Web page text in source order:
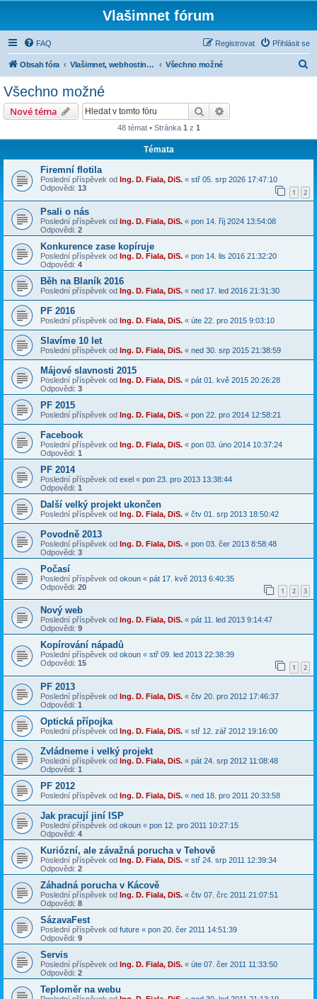
Vlašimnet fórum
FAQ Přihlásit se
Registrovat
Obsah fóra Vlašimnet, webhosting, IP televize, IP telefonie a ostatní Všechno možné
Všechno možné
Nové téma Hledat
48 témat • Stránka 1 z 1
Témata
Firemní flotila
Poslední příspěvek od Ing. D. Fiala, DiS. « stř 05. srp 2026 17:47:10
Odpovědi: 13 1 2
Psali o nás
Poslední příspěvek od Ing. D. Fiala, DiS. « pon 14. říj 2024 13:54:08
Odpovědi: 2
Konkurence zase kopíruje
Poslední příspěvek od Ing. D. Fiala, DiS. « pon 14. lis 2016 21:32:20
Odpovědi: 4
Běh na Blaník 2016
Poslední příspěvek od Ing. D. Fiala, DiS. « ned 17. led 2016 21:31:30
PF 2016
Poslední příspěvek od Ing. D. Fiala, DiS. « úte 22. pro 2015 9:03:10
Slavíme 10 let
Poslední příspěvek od Ing. D. Fiala, DiS. « ned 30. srp 2015 21:38:59
Májové slavnosti 2015
Poslední příspěvek od Ing. D. Fiala, DiS. « pát 01. kvě 2015 20:26:28
Odpovědi: 3
PF 2015
Poslední příspěvek od Ing. D. Fiala, DiS. « pon 22. pro 2014 12:58:21
Facebook
Poslední příspěvek od Ing. D. Fiala, DiS. « pon 03. úno 2014 10:37:24
Odpovědi: 1
PF 2014
Poslední příspěvek od exel « pon 23. pro 2013 13:38:44
Odpovědi: 1
Další velký projekt ukončen
Poslední příspěvek od Ing. D. Fiala, DiS. « čtv 01. srp 2013 18:50:42
Povodně 2013
Poslední příspěvek od Ing. D. Fiala, DiS. « pon 03. čer 2013 8:58:48
Odpovědi: 3
Počasí
Poslední příspěvek od okoun « pát 17. kvě 2013 6:40:35
Odpovědi: 20 1 2 3
Nový web
Poslední příspěvek od Ing. D. Fiala, DiS. « pát 11. led 2013 9:14:47
Odpovědi: 9
Kopírování nápadů
Poslední příspěvek od okoun « stř 09. led 2013 22:38:39
Odpovědi: 15 1 2
PF 2013
Poslední příspěvek od Ing. D. Fiala, DiS. « čtv 20. pro 2012 17:46:37
Odpovědi: 1
Optická přípojka
Poslední příspěvek od Ing. D. Fiala, DiS. « stř 12. zář 2012 19:16:00
Zvládneme i velký projekt
Poslední příspěvek od Ing. D. Fiala, DiS. « pát 24. srp 2012 11:08:48
Odpovědi: 1
PF 2012
Poslední příspěvek od Ing. D. Fiala, DiS. « ned 18. pro 2011 20:33:58
Jak pracují jiní ISP
Poslední příspěvek od okoun « pon 12. pro 2011 10:27:15
Odpovědi: 4
Kuriózní, ale závažná porucha v Tehově
Poslední příspěvek od Ing. D. Fiala, DiS. « stř 24. srp 2011 12:39:34
Odpovědi: 2
Záhadná porucha v Kácově
Poslední příspěvek od Ing. D. Fiala, DiS. « čtv 07. črc 2011 21:07:51
Odpovědi: 8
SázavaFest
Poslední příspěvek od future « pon 20. čer 2011 14:51:39
Odpovědi: 9
Servis
Poslední příspěvek od Ing. D. Fiala, DiS. « úte 07. čer 2011 11:33:50
Odpovědi: 2
Teploměr na webu